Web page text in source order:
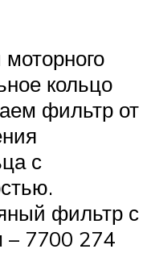
кольцо
фильтр от
с
фильтр с
– 7700 274